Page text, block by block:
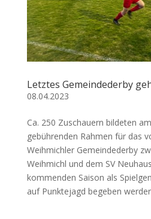
Letztes Gemeindederby
08.04.2023
Ca. 250 Zuschauern bildeten
gebührenden Rahmen für das
Weihmichler Gemeindederby
Weihmichl und dem SV
kommenden Saison als
auf Punktejagd begeben